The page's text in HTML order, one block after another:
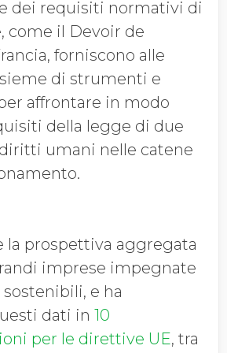
dei requisiti normativi di
come il Devoir de
forniscono alle
di strumenti e
affrontare in modo
della legge di due
umani nelle catene
la prospettiva aggregata
imprese impegnate
e ha
dati in 10
per le direttive UE, tra